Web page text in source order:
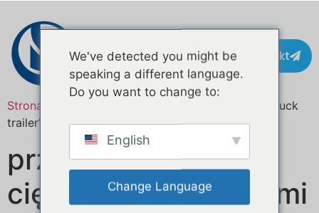
Kontakt
Strona główna
/ Produkty oznaczone “beverage truck
trailer”
przyczepa do
ciężarówki z napojami
We've detected you might be
speaking a different language.
Do you want to change to:
English
Change Language